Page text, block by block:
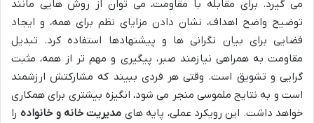
می گیرد. برای مقابله با مقاومت، می توان از روش هایی مانند
توضیح واضح اهداف، نشان دادن مزایای نظم برای همه، و ایجاد
فضایی برای بیان نگرانی ها و پیشنهادها استفاده کرد. تبدیل
مقاومت به همراهی نیازمند صبر، پیگیری و مهم تر از همه، مثبت
گرایی و تشویق است. وقتی هر فردی ببیند که مشارکتش ارزشمند
است و به نتایج ملموسی منجر می شود، انگیزه بیشتری برای همکاری
خواهد داشت. این رویکرد عملی، پایه های مدیریت خانه و خانوادهرا